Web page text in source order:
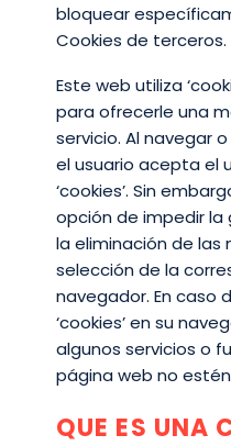
bloquear
Cookies de terceros.
Este web utiliza
para ofrecerle una
servicio. Al navegar
el usuario acepta el
‘cookies’. Sin
opción de impedir la
la eliminación de
selección de la
navegador. En caso
‘cookies’ en su
algunos servicios o
página web no
QUE ES UNA